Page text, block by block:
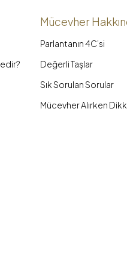
Mücevher
Parlantanın 4C’si
Değerli Taşlar
Sık Sorulan Sorular
Mücevher Alırken